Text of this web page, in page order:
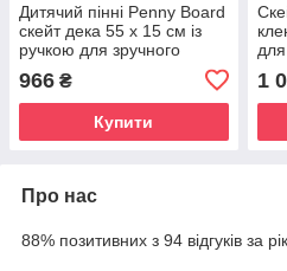
Дитячий пінні Penny Board
скейт дека 55 х 15 см із
ручкою для зручного
світлом
966 ₴
Купити
1
Про нас
88% позитивних з 94 відгуків за рік